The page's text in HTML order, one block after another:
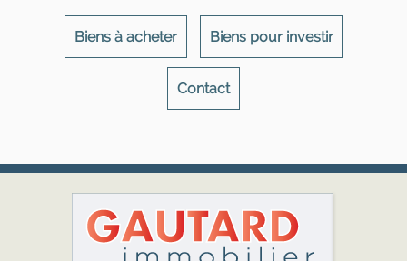
Biens à acheter Biens pour investir
Contact